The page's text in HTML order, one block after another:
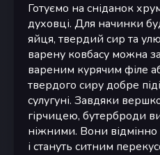
Готуємо на сніданок
духовці. Для начинки
яйця, твердий сир та
варену ковбасу можна
вареним курячим філе
твердого сиру добре
сулугуні. Завдяки
гірчицею, бутерброди
ніжними. Вони відмінно
і стануть ситним